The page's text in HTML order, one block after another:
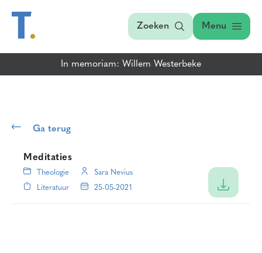
Zoeken Menu
In memoriam: Willem Westerbeke
Ga terug
Meditaties
Theologie
Sara Nevius
Literatuur
25-05-2021